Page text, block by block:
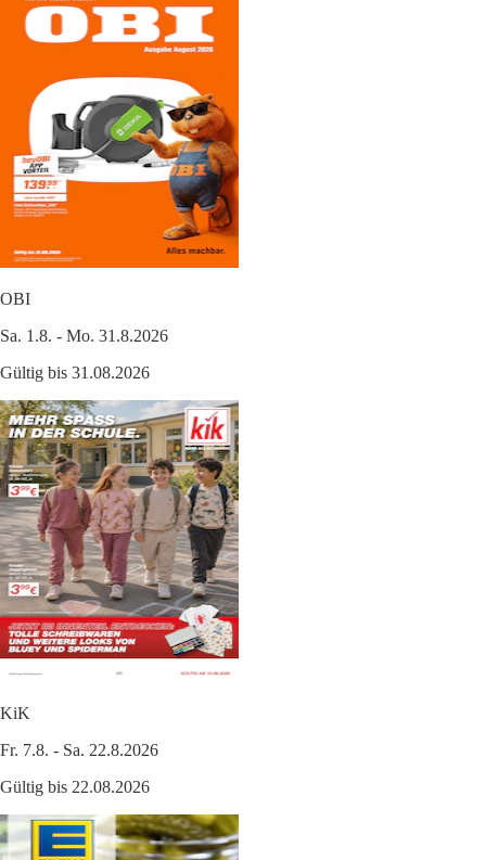
OBI
Sa. 1.8. - Mo. 31.8.2026
Gültig bis 31.08.2026
KiK
Fr. 7.8. - Sa. 22.8.2026
Gültig bis 22.08.2026